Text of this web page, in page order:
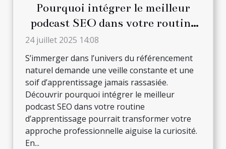
Pourquoi intégrer le meilleur
podcast SEO dans votre routine
d'apprentissage ?
24 juillet 2025 14:08
S’immerger dans l’univers du référencement
naturel demande une veille constante et une
soif d’apprentissage jamais rassasiée.
Découvrir pourquoi intégrer le meilleur
podcast SEO dans votre routine
d’apprentissage pourrait transformer votre
approche professionnelle aiguise la curiosité.
En...